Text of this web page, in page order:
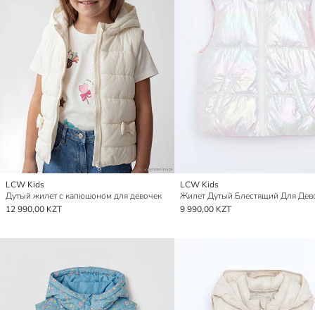
LCW Kids
Дутый жилет с капюшоном для девочек
12 990,00 KZT
LCW Kids
9 990,00 KZT